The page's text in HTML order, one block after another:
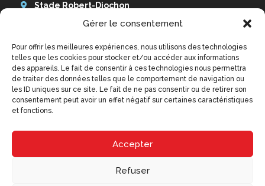
Gérer le consentement
Pour offrir les meilleures expériences, nous utilisons des technologies
telles que les cookies pour stocker et/ou accéder aux informations
des appareils. Le fait de consentir à ces technologies nous permettra
de traiter des données telles que le comportement de navigation ou
les ID uniques sur ce site. Le fait de ne pas consentir ou de retirer son
consentement peut avoir un effet négatif sur certaines caractéristiques
et fonctions.
Accepter
Refuser
Stade Robert-Diochon
48 Avenue des Canadiens
Tél : 02 79 02 77 20
9h - 12h30 et 14h - 18h
(hors week-ends et jours fériés)
contact@qrm.fr